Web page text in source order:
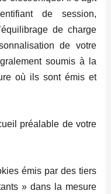
de session,
de charge
de votre
soumis à la
où ils sont émis et
préalable de votre
émis par des tiers
» dans la mesure